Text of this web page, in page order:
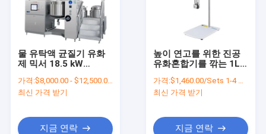
우리에 대하여
연락주세요
인용문을 요구하세요
물 유탁액 균질기 유화
제 믹서 18.5 kW
가격:$8,000.00 - $12,500.00/Sets
최신 가격 받기
지금 연락
높이 연고를 위한 진공
유화혼합기를 깎는 1L
가격:$1,460.00/Sets 1-4 Sets
최신 가격 받기
지금 연락